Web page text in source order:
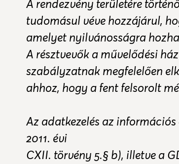
A rendezvény területére
tudomásul véve hozzájárul,
amelyet nyilvánosságra
A résztvevők a művelődési
szabályzatnak megfelelően
ahhoz, hogy a fent felsorolt
Az adatkezelés az
2011. évi
CXII. törvény 5.§ b), illetve a